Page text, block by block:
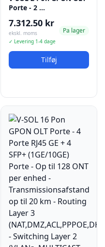
Porte - 2 …
7.312.50 kr
ekskl. moms
✓ Levering 1-4 dage
Pa lager
Tilføj